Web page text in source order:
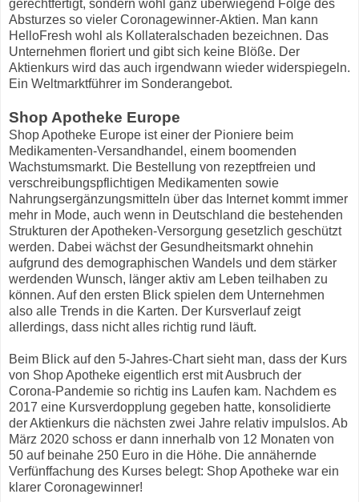
gerechtfertigt, sondern wohl ganz überwiegend Folge des
Absturzes so vieler Coronagewinner-Aktien. Man kann
HelloFresh wohl als Kollateralschaden bezeichnen. Das
Unternehmen floriert und gibt sich keine Blöße. Der
Aktienkurs wird das auch irgendwann wieder widerspiegeln.
Ein Weltmarktführer im Sonderangebot.
Shop Apotheke Europe
Shop Apotheke Europe ist einer der Pioniere beim
Medikamenten-Versandhandel, einem boomenden
Wachstumsmarkt. Die Bestellung von rezeptfreien und
verschreibungspflichtigen Medikamenten sowie
Nahrungsergänzungsmitteln über das Internet kommt immer
mehr in Mode, auch wenn in Deutschland die bestehenden
Strukturen der Apotheken-Versorgung gesetzlich geschützt
werden. Dabei wächst der Gesundheitsmarkt ohnehin
aufgrund des demographischen Wandels und dem stärker
werdenden Wunsch, länger aktiv am Leben teilhaben zu
können. Auf den ersten Blick spielen dem Unternehmen
also alle Trends in die Karten. Der Kursverlauf zeigt
allerdings, dass nicht alles richtig rund läuft.
Beim Blick auf den 5-Jahres-Chart sieht man, dass der Kurs
von Shop Apotheke eigentlich erst mit Ausbruch der
Corona-Pandemie so richtig ins Laufen kam. Nachdem es
2017 eine Kursverdopplung gegeben hatte, konsolidierte
der Aktienkurs die nächsten zwei Jahre relativ impulslos. Ab
März 2020 schoss er dann innerhalb von 12 Monaten von
50 auf beinahe 250 Euro in die Höhe. Die annähernde
Verfünffachung des Kurses belegt: Shop Apotheke war ein
klarer Coronagewinner!